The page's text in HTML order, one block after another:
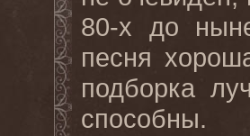
80-х до
песня
подборка
способны.